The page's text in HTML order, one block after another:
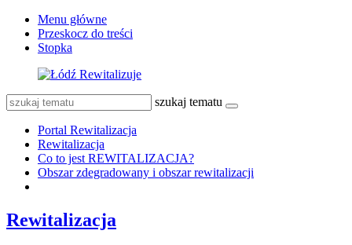
Menu główne
Przeskocz do treści
Stopka
szukaj tematu
Portal Rewitalizacja
Rewitalizacja
Co to jest REWITALIZACJA?
Obszar zdegradowany i obszar rewitalizacji
Rewitalizacja